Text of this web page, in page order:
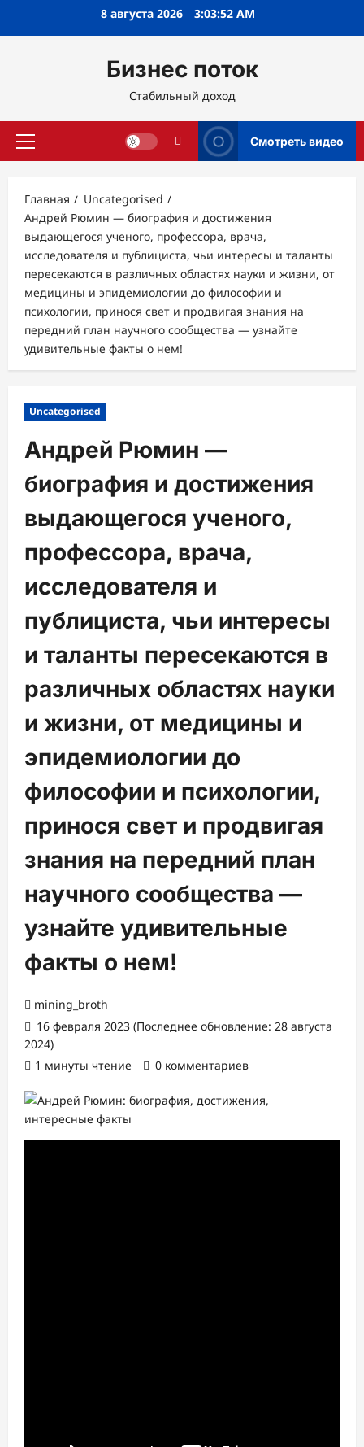
8 августа 2026 3:03:53 AM
Бизнес поток
Стабильный доход
Основное
Смотреть видео
Главная
Uncategorised
Андрей Рюмин — биография и достижения
выдающегося ученого, профессора, врача,
исследователя и публициста, чьи интересы и таланты
пересекаются в различных областях науки и жизни, от
медицины и эпидемиологии до философии и
психологии, принося свет и продвигая знания на
передний план научного сообщества — узнайте
удивительные факты о нем!
Uncategorised
Андрей Рюмин —
биография и достижения
выдающегося ученого,
профессора, врача,
исследователя и
публициста, чьи интересы
и таланты пересекаются в
различных областях науки
и жизни, от медицины и
эпидемиологии до
философии и психологии,
принося свет и продвигая
знания на передний план
научного сообщества —
узнайте удивительные
факты о нем!
mining_broth
16 февраля 2023 (Последнее обновление: 28 августа
2024)
1 минуты чтение
0 комментариев